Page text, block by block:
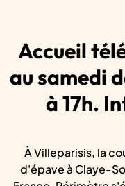
Accueil
au samedi
à 17h.
À Villeparisis, la
d'épave à Claye-